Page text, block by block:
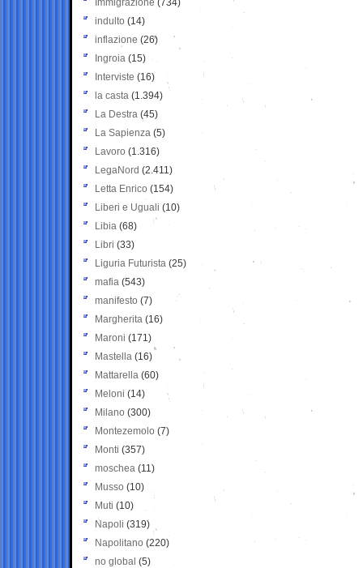
Immigrazione (734)
indulto (14)
inflazione (26)
Ingroia (15)
Interviste (16)
la casta (1.394)
La Destra (45)
La Sapienza (5)
Lavoro (1.316)
LegaNord (2.411)
Letta Enrico (154)
Liberi e Uguali (10)
Libia (68)
Libri (33)
Liguria Futurista (25)
mafia (543)
manifesto (7)
Margherita (16)
Maroni (171)
Mastella (16)
Mattarella (60)
Meloni (14)
Milano (300)
Montezemolo (7)
Monti (357)
moschea (11)
Musso (10)
Muti (10)
Napoli (319)
Napolitano (220)
no global (5)